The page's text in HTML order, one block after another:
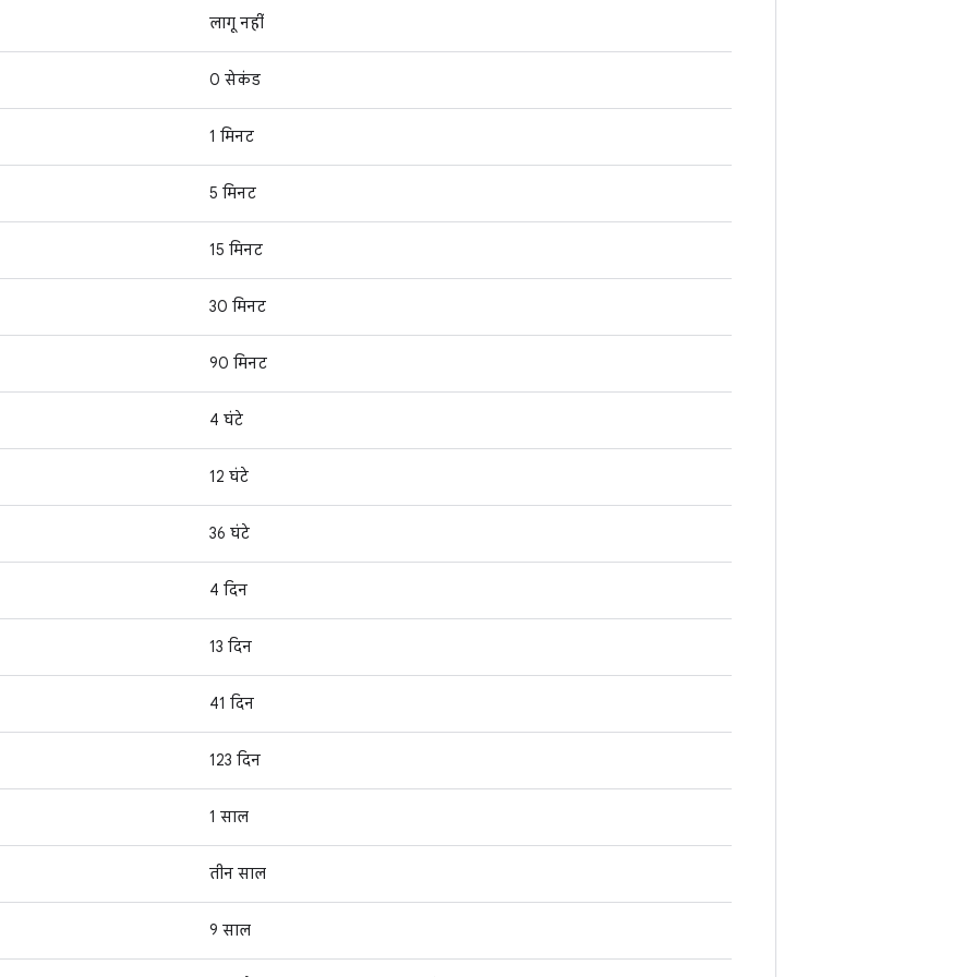
लागू नहीं
0 सेकंड
1 मिनट
5 मिनट
15 मिनट
30 मिनट
90 मिनट
4 घंटे
12 घंटे
36 घंटे
4 दिन
13 दिन
41 दिन
123 दिन
1 साल
तीन साल
9 साल